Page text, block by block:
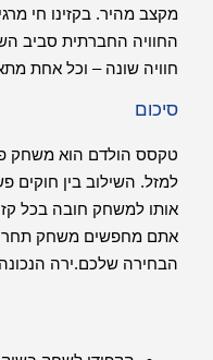
מקצב מהיר. בקזינו חי
החוויה החברתית סביב
חוויה שונה – וכל אחת
סיכום
טקסס הולדם הוא משחק
למזל. השילוב בין חוקים
אותו למשחק חובה בכל
אתם מחפשים משחק
הבחירה שלכם.ירה